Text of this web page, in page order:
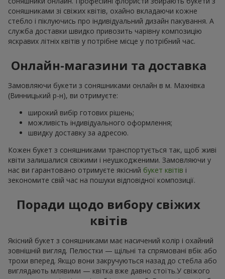
соняшниками зі свіжих квітів, охайно вкладаючи кожне
стебло і піклуючись про індивідуальний дизайн пакування. А
служба доставки швидко привозить чарівну композицію
яскравих літніх квітів у потрібне місце у потрібний час.
Онлайн-магазини та доставка
Замовляючи букети з соняшниками онлайн в м. Махнівка
(Винницький р-н), ви отримуєте:
широкий вибір готових рішень;
можливість індивідуального оформлення;
швидку доставку за адресою.
Кожен букет з соняшниками транспортується так, щоб живі
квіти залишалися свіжими і неушкодженими. Замовляючи у
нас ви гарантовано отримуєте якісний букет квітів і
зекономите свій час на пошуки відповідної композиції.
Поради щодо вибору свіжих
квітів
Якісний букет з соняшниками має насичений колір і охайний
зовнішній вигляд. Пелюстки — щільні та спрямовані вбік або
трохи вперед. Якщо вони закручуються назад до стебла або
виглядають млявими — квітка вже давно стоїть.У свіжого